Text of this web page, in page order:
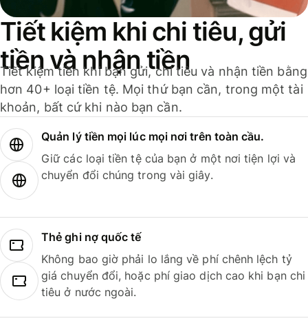
Tiết kiệm khi chi tiêu, gửi
tiền và nhận tiền
Tiết kiệm tiền khi bạn gửi, chi tiêu và nhận tiền bằng
hơn 40+ loại tiền tệ. Mọi thứ bạn cần, trong một tài
khoản, bất cứ khi nào bạn cần.
Quản lý tiền mọi lúc mọi nơi trên toàn cầu.
Giữ các loại tiền tệ của bạn ở một nơi tiện lợi và
chuyển đổi chúng trong vài giây.
Thẻ ghi nợ quốc tế
Không bao giờ phải lo lắng về phí chênh lệch tỷ
giá chuyển đổi, hoặc phí giao dịch cao khi bạn chi
tiêu ở nước ngoài.